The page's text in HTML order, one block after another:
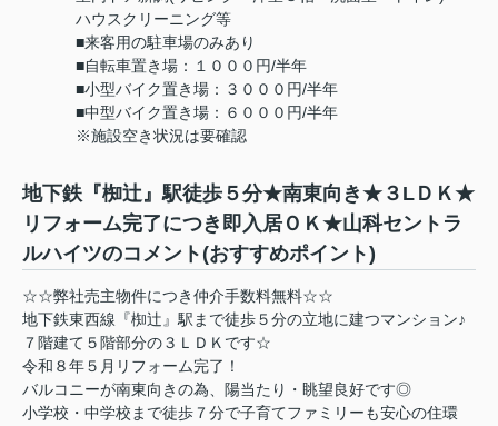
ハウスクリーニング等
■来客用の駐車場のみあり
■自転車置き場：１０００円/半年
■小型バイク置き場：３０００円/半年
■中型バイク置き場：６０００円/半年
※施設空き状況は要確認
地下鉄『椥辻』駅徒歩５分★南東向き★３LＤＫ★
リフォーム完了につき即入居ＯＫ★山科セントラ
ルハイツのコメント(おすすめポイント)
☆☆弊社売主物件につき仲介手数料無料☆☆
地下鉄東西線『椥辻』駅まで徒歩５分の立地に建つマンション♪
７階建て５階部分の３ＬＤＫです☆
令和８年５月リフォーム完了！
バルコニーが南東向きの為、陽当たり・眺望良好です◎
小学校・中学校まで徒歩７分で子育てファミリーも安心の住環